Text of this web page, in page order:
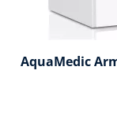
AquaMedic